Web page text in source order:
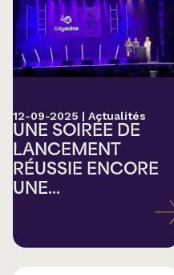
12-09-2025 | Actualités
UNE SOIRÉE DE
LANCEMENT
RÉUSSIE ENCORE
UNE...